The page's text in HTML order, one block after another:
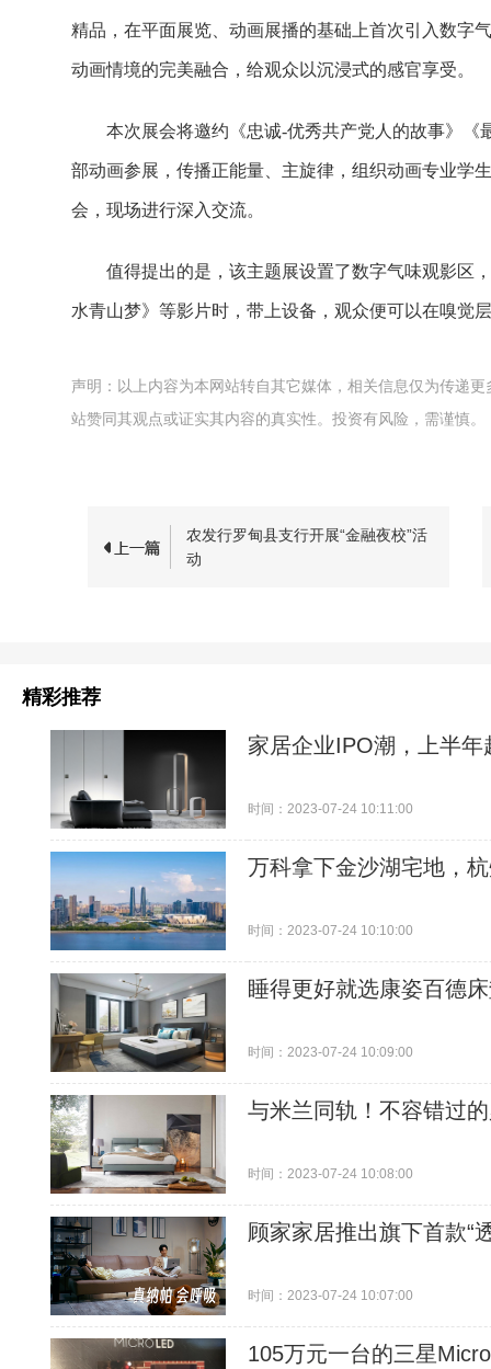
精品，在平面展览、动画展播的基础上首次引入数字
动画情境的完美融合，给观众以沉浸式的感官享受。
本次展会将邀约《忠诚-优秀共产党人的故事》《
部动画参展，传播正能量、主旋律，组织动画专业学
会，现场进行深入交流。
值得提出的是，该主题展设置了数字气味观影区
水青山梦》等影片时，带上设备，观众便可以在嗅觉
声明：以上内容为本网站转自其它媒体，相关信息仅为传递
站赞同其观点或证实其内容的真实性。投资有风险，需谨慎。
农发行罗甸县支行开展“金融夜校”活
动
精彩推荐
家居企业IPO潮，上半
时间：2023-07-24 10:11:00
万科拿下金沙湖宅地，
时间：2023-07-24 10:10:00
睡得更好就选康姿百德
时间：2023-07-24 10:09:00
与米兰同轨！不容错过
时间：2023-07-24 10:08:00
顾家家居推出旗下首款“
时间：2023-07-24 10:07:00
105万元一台的三星